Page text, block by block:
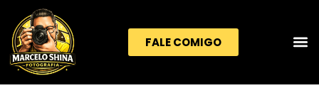
FALE COMIGO